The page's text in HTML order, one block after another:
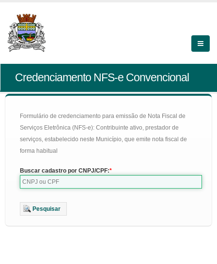
Credenciamento NFS-e Convencional
Formulário de credenciamento para emissão de Nota Fiscal de
Serviços Eletrônica (NFS-e): Contribuinte ativo, prestador de
serviços, estabelecido neste Município, que emite nota fiscal de
forma habitual
Buscar cadastro por CNPJ/CPF:
Pesquisar